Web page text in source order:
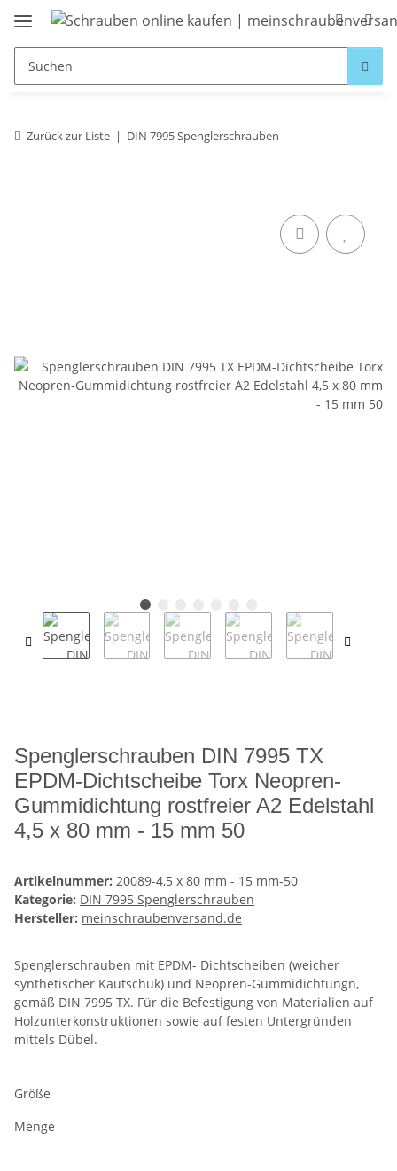
Zurück zur Liste DIN 7995 Spenglerschrauben
Spenglerschrauben DIN 7995 TX
EPDM-Dichtscheibe Torx Neopren-
Gummidichtung rostfreier A2 Edelstahl
4,5 x 80 mm - 15 mm 50
Artikelnummer: 20089-4,5 x 80 mm - 15 mm-50
Kategorie: DIN 7995 Spenglerschrauben
Hersteller: meinschraubenversand.de
Spenglerschrauben mit EPDM- Dichtscheiben (weicher
synthetischer Kautschuk) und Neopren-Gummidichtungn,
gemäß DIN 7995 TX. Für die Befestigung von Materialien auf
Holzunterkonstruktionen sowie auf festen Untergründen
mittels Dübel.
Größe
Menge